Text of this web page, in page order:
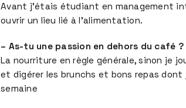
Avant j’étais étudiant en management
ouvrir un lieu lié à l’alimentation.
– As-tu une passion en dehors du café ?
La nourriture en règle générale, sinon je
et digérer les brunchs et bons repas dont
semaine